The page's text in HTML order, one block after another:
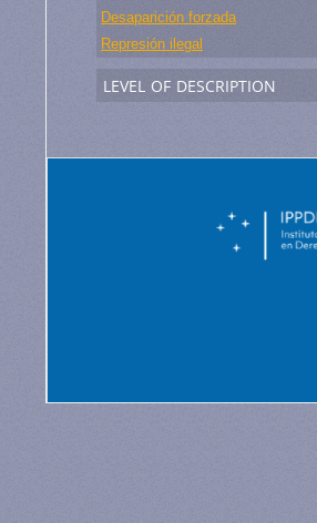
Desaparición forzada
Represión ilegal
level of description